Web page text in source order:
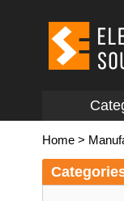
Home >